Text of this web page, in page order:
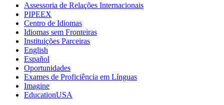
Assessoria de Relações Internacionais
PIPEEX
Centro de Idiomas
Idiomas sem Fronteiras
Instituições Parceiras
English
Español
Oportunidades
Exames de Proficiência em Línguas
Imagine
EducationUSA